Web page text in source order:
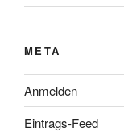
META
Anmelden
Eintrags-Feed